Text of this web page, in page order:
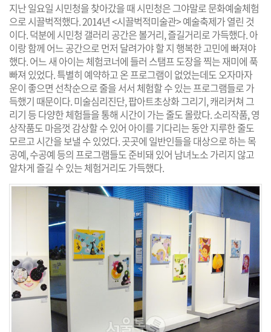
지난 일요일 시민청을 찾아갔을 때 시민청은 그야말로 문화예술체험
으로 시끌벅적했다. 2014년 <시끌벅적미술관> 예술축제가 열린 것
이다. 덕분에 시민청 갤러리 공간은 볼거리, 즐길거리로 가득했다. 아
이랑 함께 어느 공간으로 먼저 달려가야 할 지 행복한 고민에 빠져야
했다. 어느 새 아이는 체험코너에 들러 스탬프 도장을 찍는 재미에 푹
빠져 있었다. 특별히 예약하고 온 프로그램이 없었는데도 오자마자
운이 좋으면 선착순으로 줄을 서서 체험할 수 있는 프로그램들로 가
득했기 때문이다. 미술심리진단, 팝아트초상화 그리기, 캐리커쳐 그
리기 등 다양한 체험들을 통해 시간이 가는 줄도 몰랐다. 소리작품, 영
상작품도 마음껏 감상할 수 있어 아이를 기다리는 동안 지루한 줄도
모르고 시간을 보낼 수 있었다. 곳곳에 일반인들을 대상으로 하는 목
공예, 수공예 등의 프로그램들도 준비돼 있어 남녀노소 가리지 않고
알차게 즐길 수 있는 체험거리도 가득했다.